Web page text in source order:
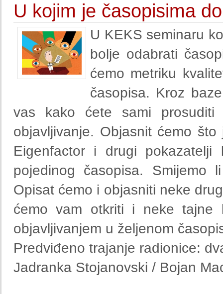
U kojim je časopisima
U KEKS seminaru
bolje odabrati
ćemo metriku
časopisa. Kroz
vas kako ćete sami prosuditi
objavljivanje. Objasnit ćemo
Eigenfactor i drugi pokazatelji
pojedinog časopisa. Smijemo
Opisat ćemo i objasniti neke
ćemo vam otkriti i neke tajne
objavljivanjem u željenom
Predviđeno trajanje radionice:
Jadranka Stojanovski / Bojan